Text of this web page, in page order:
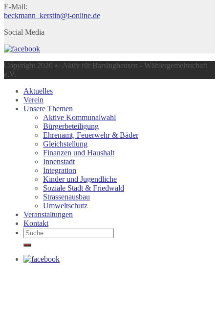
E-Mail:
beckmann_kerstin@t-online.de
Social Media
Copyright 2026 © Aktiv für Barsinghausen - Wählergemeinschaft
e.V.
Aktuelles
Verein
Unsere Themen
Aktive Kommunalwahl
Bürgerbeteiligung
Ehrenamt, Feuerwehr & Bäder
Gleichstellung
Finanzen und Haushalt
Innenstadt
Integration
Kinder und Jugendliche
Soziale Stadt & Friedwald
Strassenausbau
Umweltschutz
Veranstaltungen
Kontakt